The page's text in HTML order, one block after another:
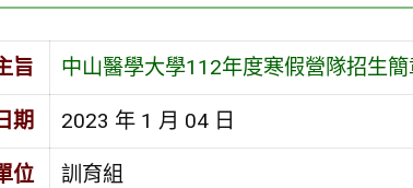
旨 中山醫學大學112年度寒假營隊招生簡
期 2023 年 1 月 04 日
位 訓育組